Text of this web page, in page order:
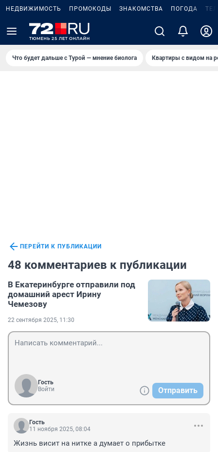
НЕДВИЖИМОСТЬ ПРОМОКОДЫ ЗНАКОМСТВА ПОГОДА
Что будет дальше с Турой — мнение биолога Квартиры с видом на
ПЕРЕЙТИ К ПУБЛИКАЦИИ
48 комментариев к публикации
В Екатеринбурге отправили под
домашний арест Ирину
Чемезову
22 сентября 2025, 11:30
Гость
Войти
Отправить
Гость
11 ноября 2025, 08:04
Жизнь висит на нитке а думает о прибытке